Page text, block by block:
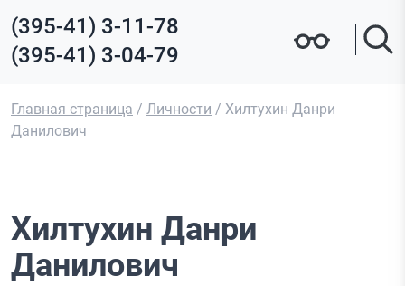
(395-41) 3-11-78
(395-41) 3-04-79
Главная страница / Личности / Хилтухин Данри
Данилович
Хилтухин Данри
Данилович